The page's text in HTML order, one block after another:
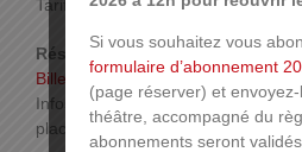
Tarif Enfants de moins de 12 ans :
Réservations :
Billetterie en ligne
Infos et réservation en ligne, par
place.
Plus d’infos
Si vous souhaitez vous
formulaire d’abonnement
(page réserver) et
théâtre, accompagné du
abonnements seront